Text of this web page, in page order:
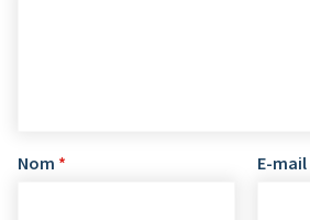
Nom * E-mail